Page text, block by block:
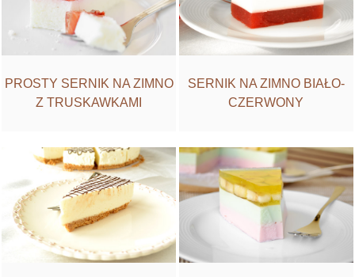
PROSTY SERNIK NA ZIMNO
Z TRUSKAWKAMI
SERNIK NA ZIMNO BIAŁO-
CZERWONY